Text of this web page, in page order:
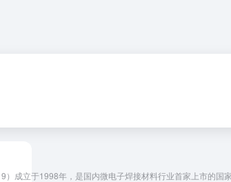
成立于1998年，是国内微电子焊接材料行业首家上市的